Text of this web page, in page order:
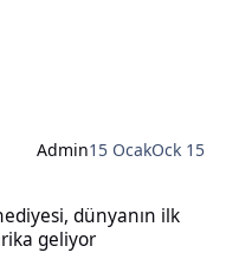
Admin15 OcakOck 15
dünyanın ilk
geliyor